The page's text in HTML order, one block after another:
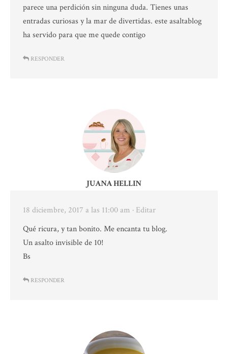
parece una perdición sin ninguna duda. Tienes unas
entradas curiosas y la mar de divertidas. este asaltablog
ha servido para que me quede contigo
RESPONDER
JUANA HELLIN
18 diciembre, 2017 a las 11:00 am · Editar
Qué ricura, y tan bonito. Me encanta tu blog.
Un asalto invisible de 10!
Bs
RESPONDER